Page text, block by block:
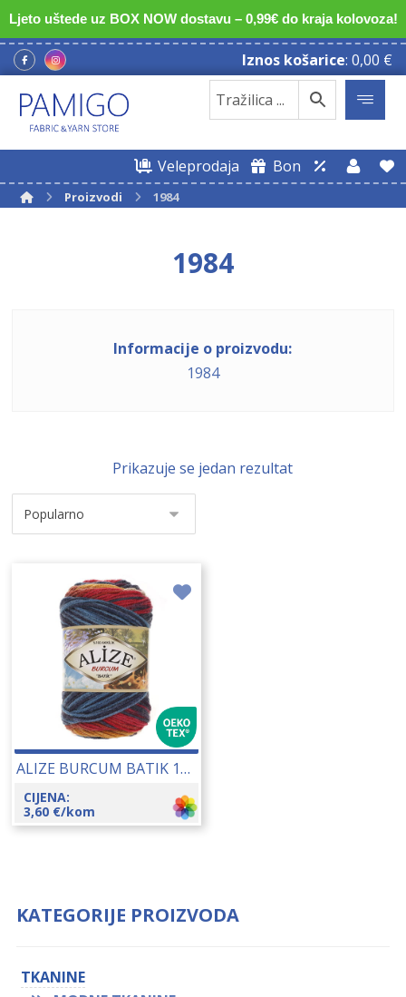
Ljeto uštede uz BOX NOW dostavu – 0,99€ do kraja kolovoza!
Iznos košarice: 0,00 €
Veleprodaja Bon
Proizvodi 1984
1984
Informacije o proizvodu:
1984
Prikazuje se jedan rezultat
ALIZE BURCUM BATIK 100 GR 13402
CIJENA:
3,60 €/kom
KATEGORIJE PROIZVODA
TKANINE